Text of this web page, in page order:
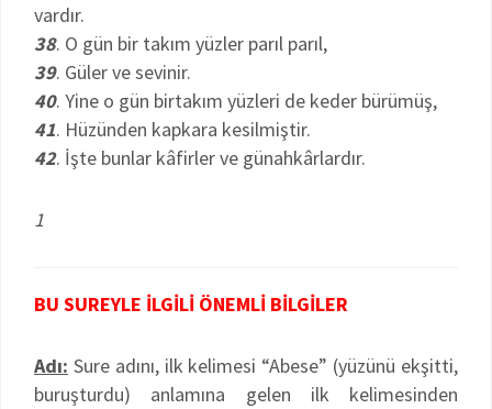
vardır.
38. O gün bir takım yüzler parıl parıl,
39. Güler ve sevinir.
40. Yine o gün birtakım yüzleri de keder bürümüş,
41. Hüzünden kapkara kesilmiştir.
42. İşte bunlar kâfirler ve günahkârlardır.
1
BU SUREYLE İLGİLİ ÖNEMLİ BİLGİLER
Adı: Sure adını, ilk kelimesi “Abese” (yüzünü ekşitti,
buruşturdu) anlamına gelen ilk kelimesinden